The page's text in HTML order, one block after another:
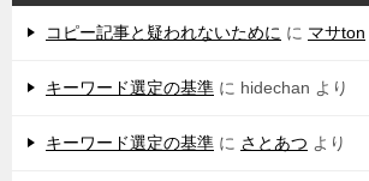
コピー記事と疑われないために に マサton
キーワード選定の基準 に hidechan より
キーワード選定の基準 に さとあつ より